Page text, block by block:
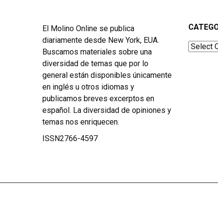
El Molino Online se publica
diariamente desde New York, EUA.
Buscamos materiales sobre una
diversidad de temas que por lo
general están disponibles únicamente
en inglés u otros idiomas y
publicamos breves excerptos en
español. La diversidad de opiniones y
temas nos enriquecen.
ISSN2766-4597